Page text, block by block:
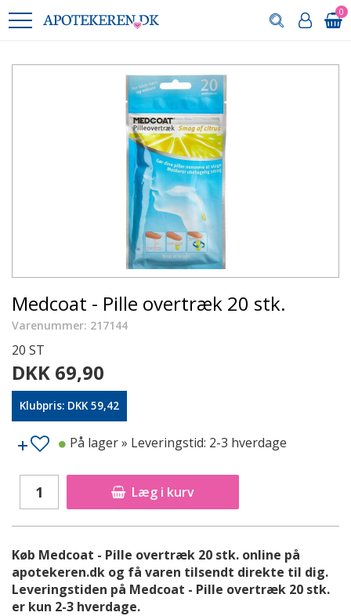
0
Medcoat - Pille overtræk 20 stk.
Varenummer: 217144
20 ST
DKK 69,90
Klubpris: DKK 59,42
Læg i kurv
På lager» Leveringstid: 2-3 hverdage
Køb Medcoat - Pille overtræk 20 stk. online på
apotekeren.dk og få varen tilsendt direkte til dig.
Leveringstiden på Medcoat - Pille overtræk 20 stk.
er kun 2-3 hverdage.